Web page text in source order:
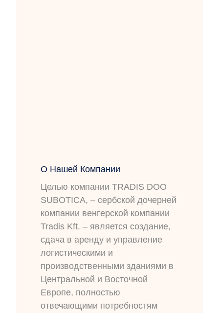
О Нашей Компании
Целью компании TRADIS DOO
SUBOTICA, – сербской дочерней
компании венгерской компании
Tradis Kft. – является создание,
сдача в аренду и управление
логистическими и
производственными зданиями в
Центральной и Восточной
Европе, полностью
отвечающими потребностям